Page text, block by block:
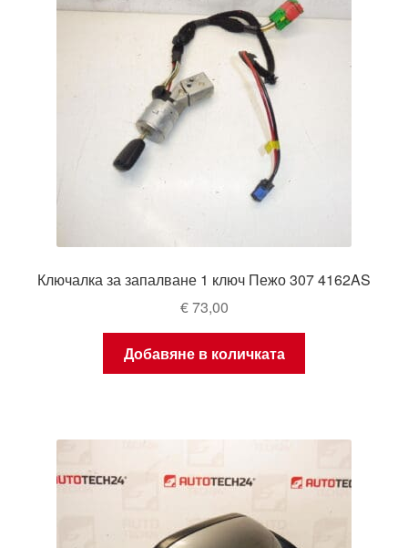
Ключалка за запалване 1 ключ Пежо 307 4162AS
€73,00
Добавяне в количката